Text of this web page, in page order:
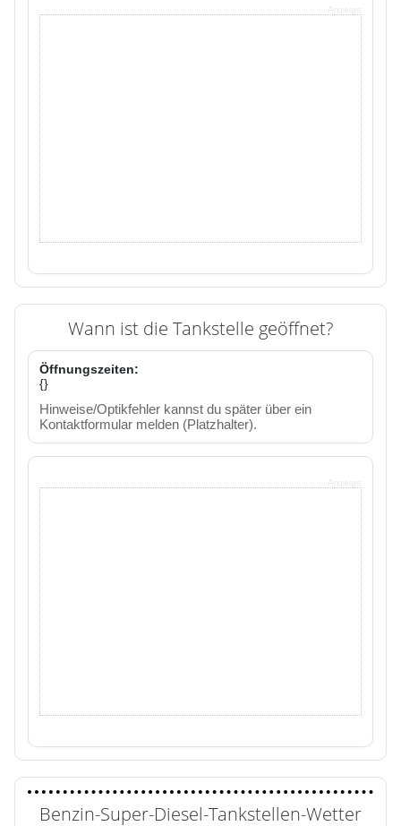
Wann ist die Tankstelle geöffnet?
Öffnungszeiten:
{}
Hinweise/Optikfehler kannst du später über ein
Kontaktformular melden (Platzhalter).
Benzin-Super-Diesel-Tankstellen-Wetter